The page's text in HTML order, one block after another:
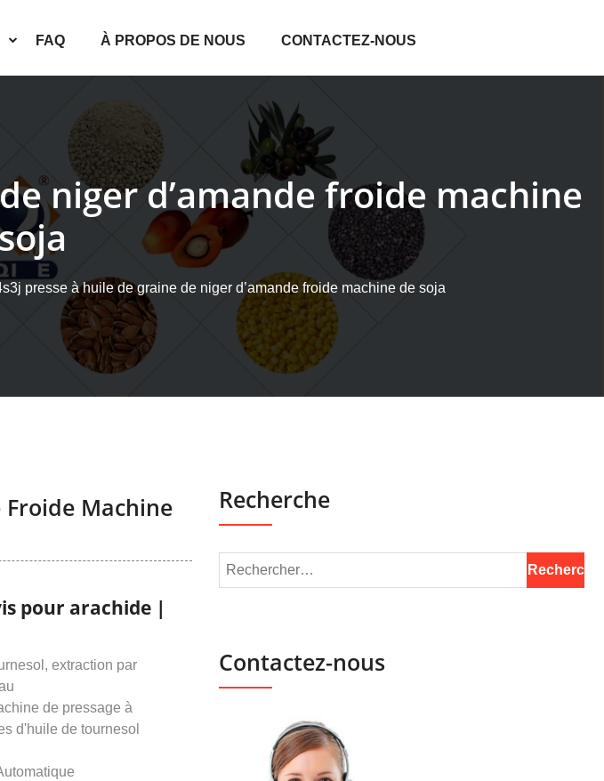
FAQ À PROPOS DE NOUS CONTACTEZ-NOUS
niger d’amande froide machine
presse à huile de graine de niger d’amande froide machine de soja
Froide Machine
pour arachide |
extraction par
de pressage à
d'huile de tournesol
Recherche
Contactez-nous